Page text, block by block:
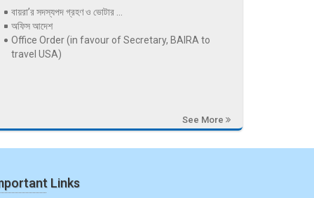
বায়রা’র সদস্যপদ গ্রহণ ও ভোটার ...
অফিস আদেশ
Office Order (in favour of Secretary, BAIRA to
travel USA)
See More
Links